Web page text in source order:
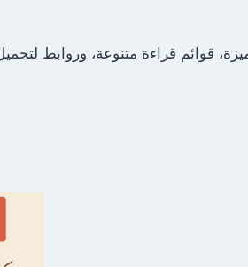
قوائم قراءة متنوعة، وروابط لتحميل